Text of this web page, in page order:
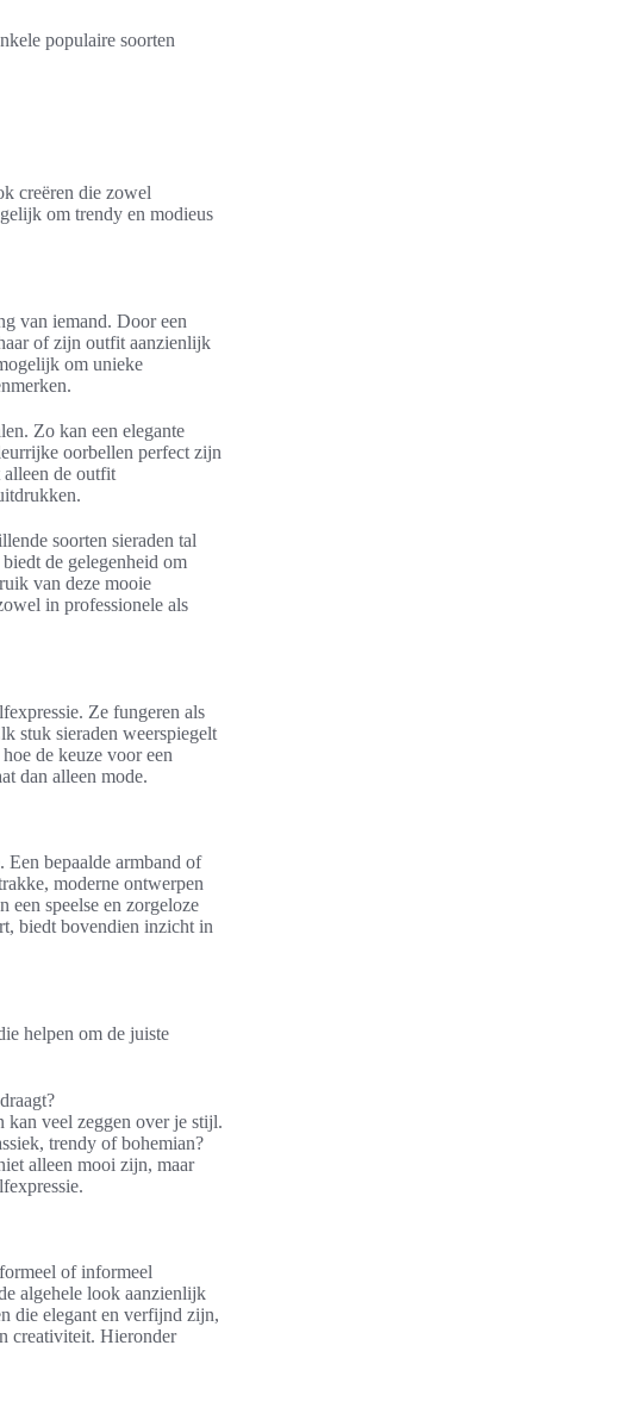
populaire soorten
creëren die zowel
om trendy en modieus
van iemand. Door een
of zijn outfit aanzienlijk
om unieke
Zo kan een elegante
oorbellen perfect zijn
alleen de outfit
soorten sieraden tal
de gelegenheid om
van deze mooie
in professionele als
Ze fungeren als
stuk sieraden weerspiegelt
de keuze voor een
dan alleen mode.
Een bepaalde armband of
moderne ontwerpen
speelse en zorgeloze
biedt bovendien inzicht in
helpen om de juiste
kan veel zeggen over je stijl.
trendy of bohemian?
alleen mooi zijn, maar
of informeel
algehele look aanzienlijk
die elegant en verfijnd zijn,
creativiteit. Hieronder